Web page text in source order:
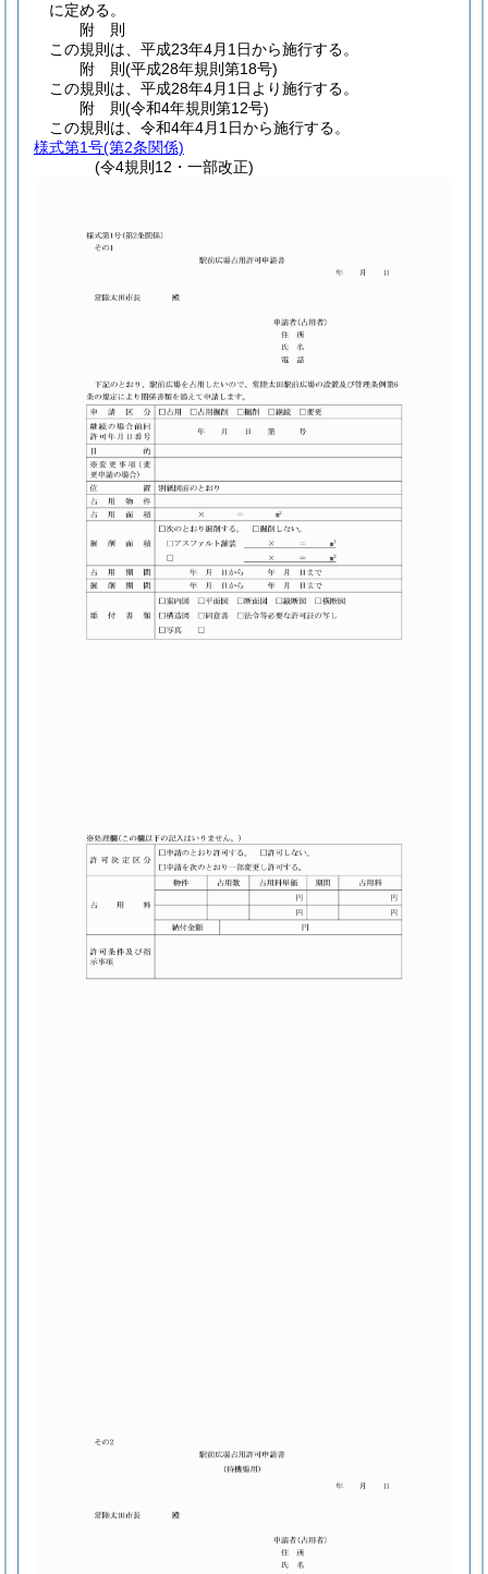
に定める。
附 則
この規則は、平成23年4月1日から施行する。
附 則(平成28年規則第18号)
この規則は、平成28年4月1日より施行する。
附 則(令和4年規則第12号)
この規則は、令和4年4月1日から施行する。
様式第1号(第2条関係)
(令4規則12・一部改正)